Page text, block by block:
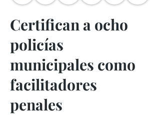
Certifican a ocho
policías
municipales como
facilitadores
penales